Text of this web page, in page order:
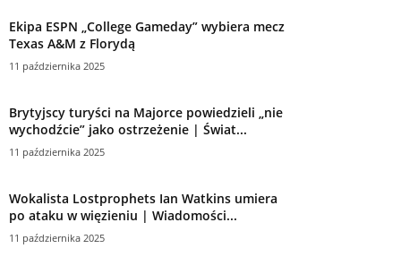
Ekipa ESPN „College Gameday” wybiera mecz
Texas A&M z Florydą
11 października 2025
Brytyjscy turyści na Majorce powiedzieli „nie
wychodźcie” jako ostrzeżenie | Świat...
11 października 2025
Wokalista Lostprophets Ian Watkins umiera
po ataku w więzieniu | Wiadomości...
11 października 2025